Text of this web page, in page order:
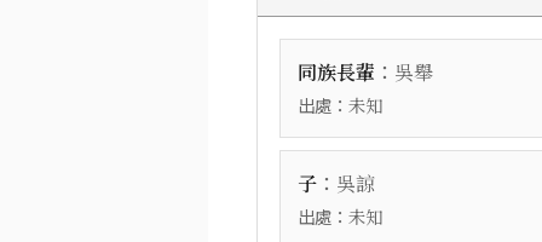
同族長輩 ： 吳舉
出處： 未知
子 ： 吳諒
出處： 未知